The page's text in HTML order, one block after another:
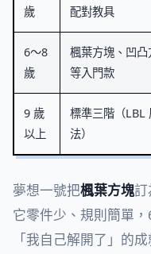
歲
配對教具
6～8
歲
楓葉方塊、凹凸
等入門款
9 歲
以上
標準三階（LBL
法）
夢想一號把楓葉方塊訂
它零件少、規則簡單
「我自己解開了」的